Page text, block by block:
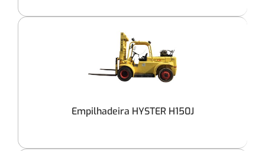
Empilhadeira HYSTER H150J